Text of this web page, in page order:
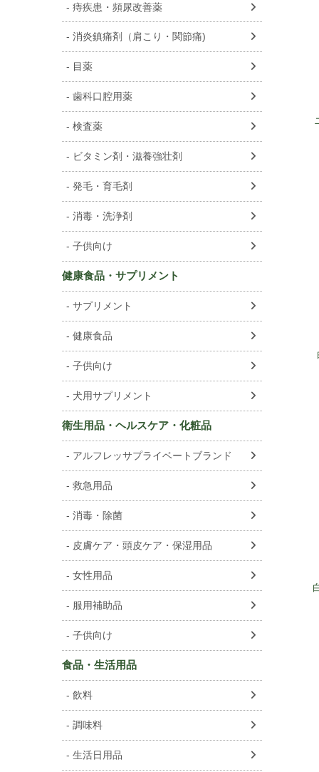
痔疾患・頻尿改善薬
消炎鎮痛剤（肩こり・関節痛)
目薬
歯科口腔用薬
検査薬
ビタミン剤・滋養強壮剤
発毛・育毛剤
消毒・洗浄剤
子供向け
健康食品・サプリメント
サプリメント
健康食品
子供向け
犬用サプリメント
衛生用品・ヘルスケア・化粧品
アルフレッサプライベートブランド
救急用品
消毒・除菌
皮膚ケア・頭皮ケア・保湿用品
女性用品
服用補助品
子供向け
食品・生活用品
飲料
調味料
生活日用品